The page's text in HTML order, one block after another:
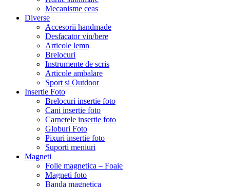
Mecanisme ceas
Diverse
Accesorii handmade
Desfacator vin/bere
Articole lemn
Brelocuri
Instrumente de scris
Articole ambalare
Sport si Outdoor
Insertie Foto
Brelocuri insertie foto
Cani insertie foto
Carnetele insertie foto
Globuri Foto
Pixuri insertie foto
Suporti meniuri
Magneti
Folie magnetica – Foaie
Magneti foto
Banda magnetica